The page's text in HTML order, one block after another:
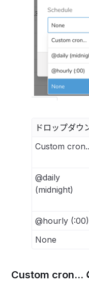
ドロップダウ
Custom
@daily
(midnight)
@hourly (:00)
None
Custom cron...